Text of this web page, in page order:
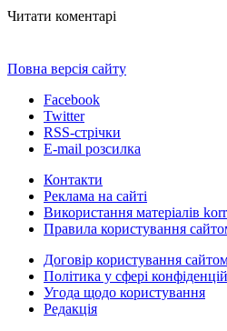
Читати коментарі
Повна версія сайту
Facebook
Twitter
RSS-стрічки
E-mail розсилка
Контакти
Реклама на сайті
Використання матеріалів
Правила користування
Договір користування
Політика у сфері
Угода щодо користування
Редакція